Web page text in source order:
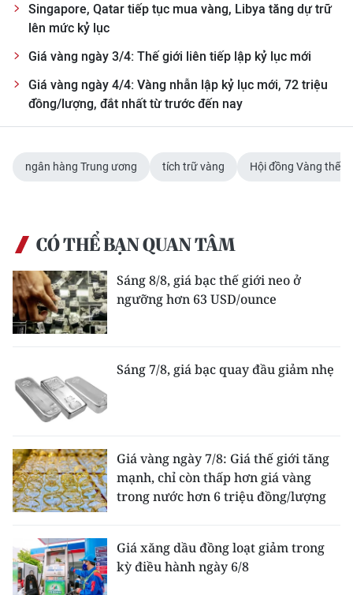
РУССКИЙ
ESPAÑOL
한국어
Singapore, Qatar tiếp tục mua vàng, Libya tăng dự trữ
lên mức kỷ lục
Giá vàng ngày 3/4: Thế giới liên tiếp lập kỷ lục mới
Giá vàng ngày 4/4: Vàng nhẫn lập kỷ lục mới, 72 triệu
đồng/lượng, đắt nhất từ trước đến nay
ngân hàng Trung ương tích trữ vàng Hội đồng Vàng thế
CÓ THỂ BẠN QUAN TÂM
Sáng 8/8, giá bạc thế giới neo ở
ngưỡng hơn 63 USD/ounce
Sáng 7/8, giá bạc quay đầu giảm nhẹ
Giá vàng ngày 7/8: Giá thế giới tăng
mạnh, chỉ còn thấp hơn giá vàng
trong nước hơn 6 triệu đồng/lượng
Giá xăng dầu đồng loạt giảm trong
kỳ điều hành ngày 6/8